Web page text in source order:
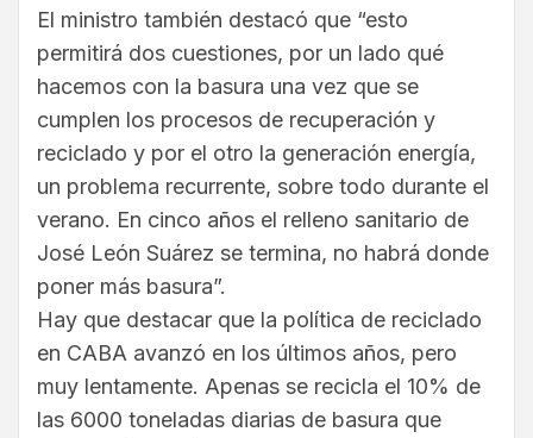
El ministro también destacó que “esto
permitirá dos cuestiones, por un lado qué
hacemos con la basura una vez que se
cumplen los procesos de recuperación y
reciclado y por el otro la generación energía,
un problema recurrente, sobre todo durante el
verano. En cinco años el relleno sanitario de
José León Suárez se termina, no habrá donde
poner más basura”.
Hay que destacar que la política de reciclado
en CABA avanzó en los últimos años, pero
muy lentamente. Apenas se recicla el 10% de
las 6000 toneladas diarias de basura que